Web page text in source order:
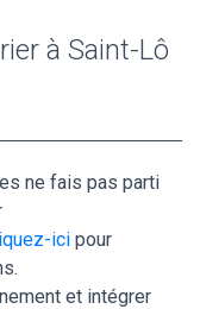
à Saint-Lô
ne fais pas parti
ici pour
et intégrer